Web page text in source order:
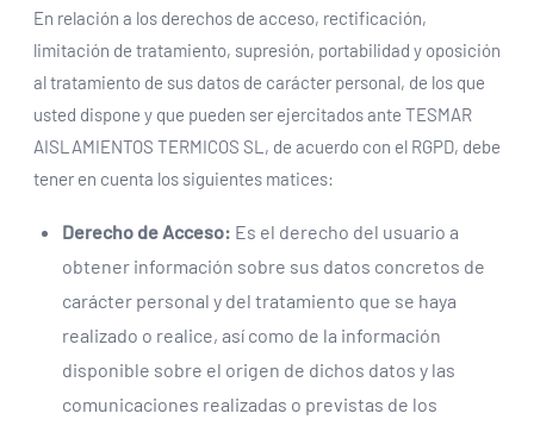
En relación a los derechos de acceso, rectificación,
limitación de tratamiento, supresión, portabilidad y oposición
al tratamiento de sus datos de carácter personal, de los que
usted dispone y que pueden ser ejercitados ante TESMAR
AISLAMIENTOS TERMICOS SL, de acuerdo con el RGPD, debe
tener en cuenta los siguientes matices:
Derecho de Acceso: Es el derecho del usuario a
obtener información sobre sus datos concretos de
carácter personal y del tratamiento que se haya
realizado o realice, así como de la información
disponible sobre el origen de dichos datos y las
comunicaciones realizadas o previstas de los